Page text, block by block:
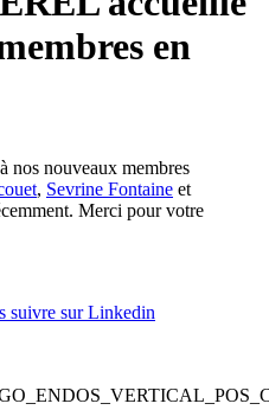
en
nos nouveaux membres
, Sevrine Fontaine et
Merci pour votre